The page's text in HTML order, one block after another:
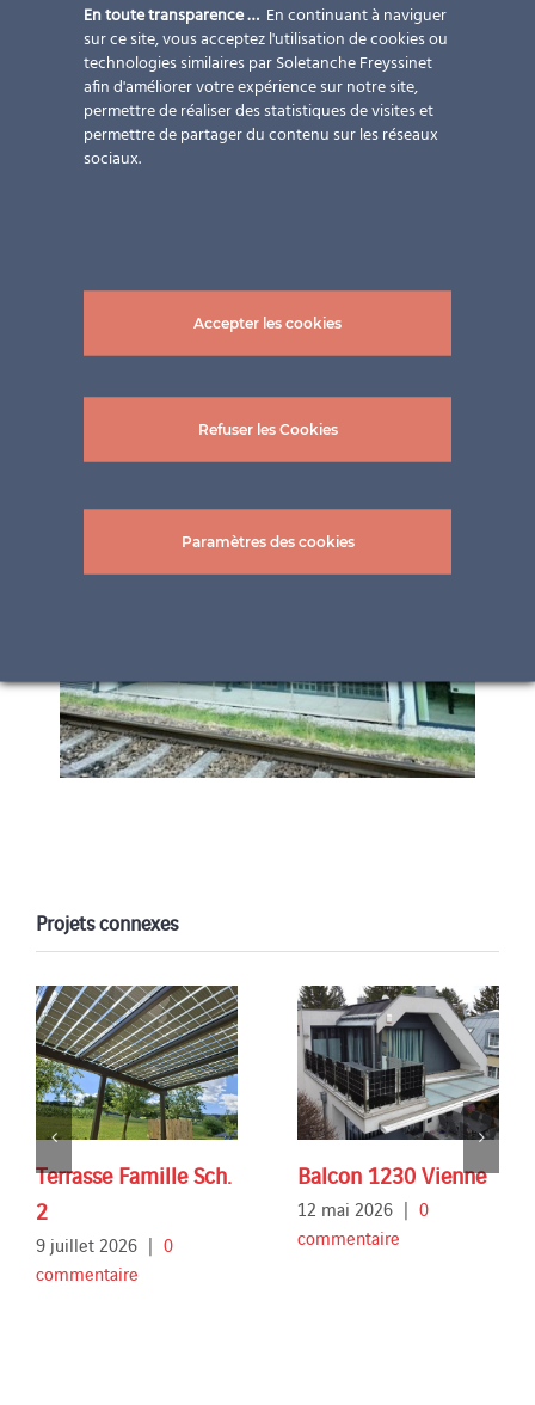
Projets connexes
Terrasse Famille Sch.
2
9 juillet 2026 | 0
commentaire
Balcon 1230 Vienne
12 mai 2026 | 0
commentaire
En toute transparence … En continuant à naviguer
sur ce site, vous acceptez l'utilisation de cookies ou
technologies similaires par Soletanche Freyssinet
afin d'améliorer votre expérience sur notre site,
permettre de réaliser des statistiques de visites et
permettre de partager du contenu sur les réseaux
sociaux.
Accepter les cookies
Refuser les Cookies
Paramètres des cookies